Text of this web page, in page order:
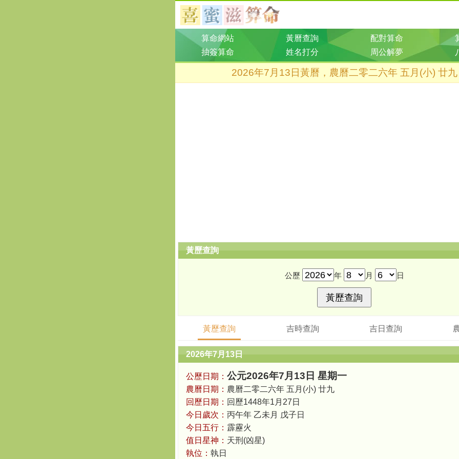
算命網站 黃曆查詢 配對算命
抽簽算命
姓名打分 周公解夢
2026年7月13日黃曆，農曆二零二六年 五月(小) 廿九
黃歷查詢
公歷 年 月 日
黃歷查詢 吉時查詢 吉日查詢
2026年7月13日
公歷日期： 公元2026年7月13日 星期一
農曆日期： 農曆二零二六年 五月(小) 廿九
回歷日期： 回歷1448年1月27日
今日歲次： 丙午年 乙未月 戊子日
今日五行： 霹靂火
值日星神： 天刑(凶星)
執位： 執日